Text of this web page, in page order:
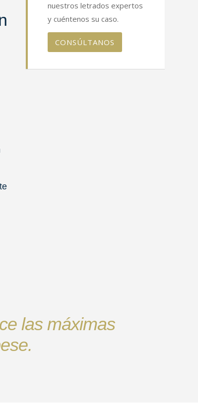
nuestros letrados expertos
y cuéntenos su caso.
CONSÚLTANOS
las máximas